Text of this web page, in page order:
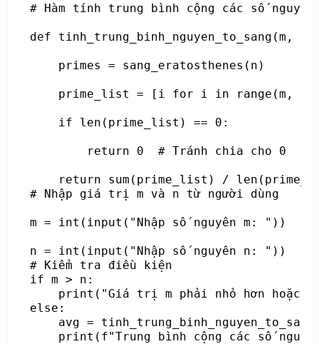
# Hàm tính trung bình cộng các số
def tinh_trung_binh_nguyen_to_sang(m,
primes = sang_eratosthenes(n)
prime_list = [i for i in range(m, n
if len(prime_list) == 0:
return 0  # Tránh chia cho 0
return sum(prime_list) /
# Nhập giá trị m và n từ người dùng
m = int(input("Nhập số nguyên m: "))
n = int(input("Nhập số nguyên n: "))
# Kiểm tra điều kiện
if m > n:
print("Giá trị m phải nhỏ hơn hoặc
else:
avg =
print(f"Trung bình cộng các số